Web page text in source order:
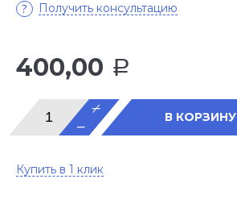
Получить консультацию
400,00 Р
В КОРЗИНУ
Купить в 1 клик